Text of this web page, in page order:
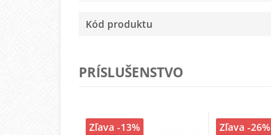
Kód produktu
PRÍSLUŠENSTVO
Zľava -13% Zľava -26%